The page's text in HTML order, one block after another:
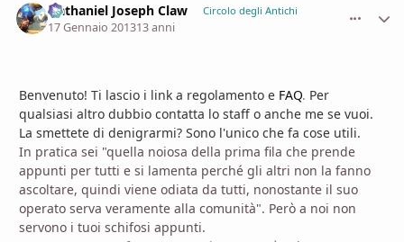
Nathaniel Joseph Claw Circolo degli Antichi
17 Gennaio 201313 anni
Benvenuto! Ti lascio i link a regolamento e FAQ. Per
qualsiasi altro dubbio contatta lo staff o anche me se vuoi.
La smettete di denigrarmi? Sono l'unico che fa cose utili.
In pratica sei "quella noiosa della prima fila che prende
appunti per tutti e si lamenta perché gli altri non la fanno
ascoltare, quindi viene odiata da tutti, nonostante il suo
operato serva veramente alla comunità". Però a noi non
servono i tuoi schifosi appunti.